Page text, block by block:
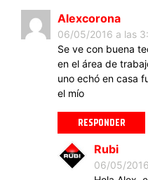
Alexcorona
06/05/2016 a las
Se ve con buena
en el área de
uno echó en casa
el mío
RESPONDER
Rubi
06/05/